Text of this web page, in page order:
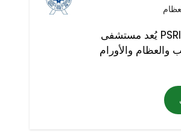
يُعد مستشفى PSRI من أفضل المستشفيات المتعددة التخصصات في دلهي
والأورام